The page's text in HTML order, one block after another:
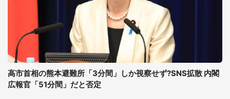
高市首相の熊本避難所「3分間」しか視察せず?SNS拡散 内閣
広報官「51分間」だと否定